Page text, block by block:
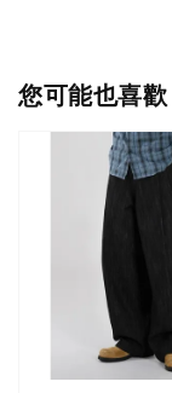
您可能也喜歡